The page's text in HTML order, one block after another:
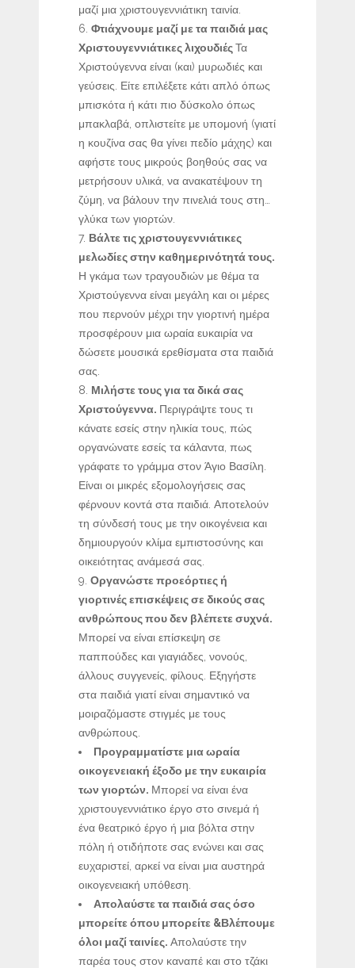
μαζί μια χριστουγεννιάτικη ταινία.
Φτιάχνουμε μαζί με τα παιδιά μας
Χριστουγεννιάτικες λιχουδιέςΤα
Χριστούγεννα είναι (και) μυρωδιές και
γεύσεις. Είτε επιλέξετε κάτι απλό όπως
μπισκότα ή κάτι πιο δύσκολο όπως
μπακλαβά, οπλιστείτε με υπομονή (γιατί
η κουζίνα σας θα γίνει πεδίο μάχης) και
αφήστε τους μικρούς βοηθούς σας να
μετρήσουν υλικά, να ανακατέψουν τη
ζύμη, να βάλουν την πινελιά τους στη…
γλύκα των γιορτών.
Βάλτε τις χριστουγεννιάτικες
μελωδίες στην καθημερινότητά τους.
Η γκάμα των τραγουδιών με θέμα τα
Χριστούγεννα είναι μεγάλη και οι μέρες
που περνούν μέχρι την γιορτινή ημέρα
προσφέρουν μια ωραία ευκαιρία να
δώσετε μουσικά ερεθίσματα στα παιδιά
σας.
Μιλήστε τους για τα δικά σας
Χριστούγεννα. Περιγράψτε τους τι
κάνατε εσείς στην ηλικία τους, πώς
οργανώνατε εσείς τα κάλαντα, πως
γράφατε το γράμμα στον Άγιο Βασίλη.
Είναι οι μικρές εξομολογήσεις σας
φέρνουν κοντά στα παιδιά. Αποτελούν
τη σύνδεσή τους με την οικογένεια και
δημιουργούν κλίμα εμπιστοσύνης και
οικειότητας ανάμεσά σας.
Οργανώστε προεόρτιες ή
γιορτινές επισκέψεις σε δικούς σας
ανθρώπους που δεν βλέπετε συχνά.
Μπορεί να είναι επίσκεψη σε
παππούδες και γιαγιάδες, νονούς,
άλλους συγγενείς, φίλους. Εξηγήστε
στα παιδιά γιατί είναι σημαντικό να
μοιραζόμαστε στιγμές με τους
ανθρώπους.
Προγραμματίστε μια ωραία
οικογενειακή έξοδο με την ευκαιρία
των γιορτών. Μπορεί να είναι ένα
χριστουγεννιάτικο έργο στο σινεμά ή
ένα θεατρικό έργο ή μια βόλτα στην
πόλη ή οτιδήποτε σας ενώνει και σας
ευχαριστεί, αρκεί να είναι μια αυστηρά
οικογενειακή υπόθεση.
Απολαύστε τα παιδιά σας όσο
μπορείτε όπου μπορείτε &Βλέπουμε
όλοι μαζί ταινίες. Απολαύστε την
παρέα τους στον καναπέ και στο τζάκι